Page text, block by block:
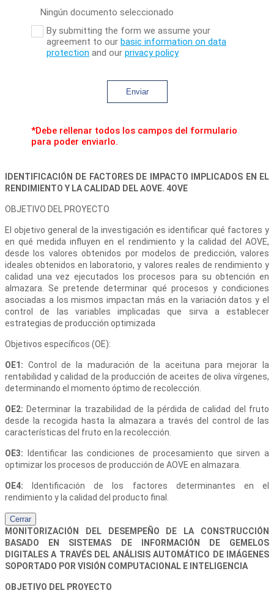
Ningún documento seleccionado
By submitting the form we assume your
agreement to our basic information on data
protection and our privacy policy
Enviar
*Debe rellenar todos los campos del formulario
para poder enviarlo.
IDENTIFICACIÓN DE FACTORES DE IMPACTO IMPLICADOS EN EL
RENDIMIENTO Y LA CALIDAD DEL AOVE. 4OVE
OBJETIVO DEL PROYECTO
El objetivo general de la investigación es identificar qué factores y
en qué medida influyen en el rendimiento y la calidad del AOVE,
desde los valores obtenidos por modelos de predicción, valores
ideales obtenidos en laboratorio, y valores reales de rendimiento y
calidad una vez ejecutados los procesos para su obtención en
almazara. Se pretende determinar qué procesos y condiciones
asociadas a los mismos impactan más en la variación datos y el
control de las variables implicadas que sirva a establecer
estrategias de producción optimizada
Objetivos específicos (OE):
OE1: Control de la maduración de la aceituna para mejorar la
rentabilidad y calidad de la producción de aceites de oliva vírgenes,
determinando el momento óptimo de recolección.
OE2: Determinar la trazabilidad de la pérdida de calidad del fruto
desde la recogida hasta la almazara a través del control de las
características del fruto en la recolección.
OE3:
Identificar las condiciones de procesamiento que sirven a
optimizar los procesos de producción de AOVE en almazara.
OE4:
Identificación de los factores determinantes en el
rendimiento y la calidad del producto final.
Cerrar
MONITORIZACIÓN DEL DESEMPEÑO DE LA CONSTRUCCIÓN
BASADO EN SISTEMAS DE INFORMACIÓN DE GEMELOS
DIGITALES A TRAVÉS DEL ANÁLISIS AUTOMÁTICO DE IMÁGENES
SOPORTADO POR VISIÓN COMPUTACIONAL E INTELIGENCIA
OBJETIVO DEL PROYECTO